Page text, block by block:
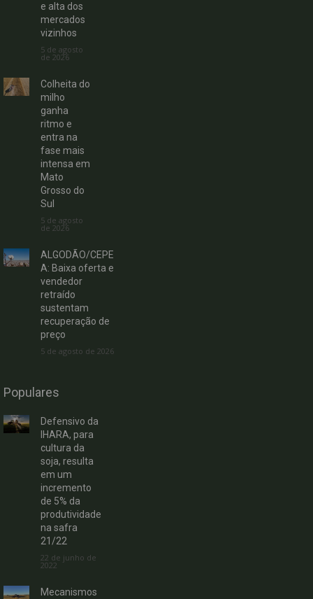
e alta dos
mercados
vizinhos
5 de agosto
de 2026
Colheita do
milho
ganha
ritmo e
entra na
fase mais
intensa em
Mato
Grosso do
Sul
5 de agosto
de 2026
ALGODÃO/CEPE
A: Baixa oferta e
vendedor
retraído
sustentam
recuperação de
preço
5 de agosto de 2026
Populares
Defensivo da
IHARA, para
cultura da
soja, resulta
em um
incremento
de 5% da
produtividade
na safra
21/22
22 de junho de
2022
Mecanismos